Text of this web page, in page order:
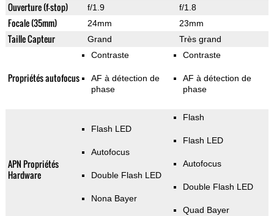
Ouverture (f-stop) f/1.9 f/1.8
Focale (35mm) 24mm 23mm
Taille Capteur Grand Très grand
Propriétés autofocus
Contraste
AF à détection de
phase
Contraste
AF à détection de
phase
APN Propriétés
Hardware
Flash LED
Autofocus
Double Flash LED
Nona Bayer
Flash
Flash LED
Autofocus
Double Flash LED
Quad Bayer